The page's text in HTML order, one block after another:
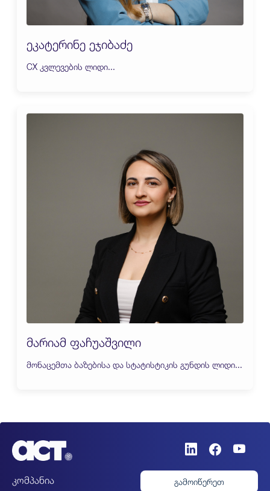
ეკატერინე ეჯიბაძე
CX კვლევების ლიდი...
მარიამ ფაჩუაშვილი
მონაცემთა ბაზებისა და სტატისტიკის გუნდის ლიდი...
კომპანია
გამოიწერეთ